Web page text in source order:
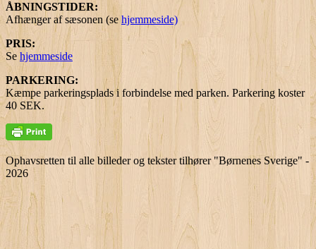
ÅBNINGSTIDER:
Afhænger af sæsonen (se hjemmeside)
PRIS:
Se hjemmeside
PARKERING:
Kæmpe parkeringsplads i forbindelse med parken. Parkering koster
40 SEK.
Ophavsretten til alle billeder og tekster tilhører "Børnenes Sverige" -
2026